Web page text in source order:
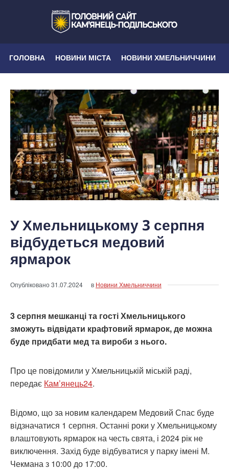
ГОЛОВНА НОВИНИ МІСТА НОВИНИ ХМЕЛЬНИЧЧИНИ
У Хмельницькому 3 серпня
відбудеться медовий
ярмарок
Опубліковано31.07.2024 в Новини Хмельниччини
3 серпня мешканці та гості Хмельницького
зможуть відвідати крафтовий ярмарок, де можна
буде придбати мед та вироби з нього.
Про це повідомили у Хмельницькій міській раді,
передає Кам’янець24.
Відомо, що за новим календарем Медовий Спас буде
відзначатися 1 серпня. Останні роки у Хмельницькому
влаштовують ярмарок на честь свята, і 2024 рік не
виключення. Захід буде відбуватися у парку імені М.
Чекмана з 10:00 до 17:00.